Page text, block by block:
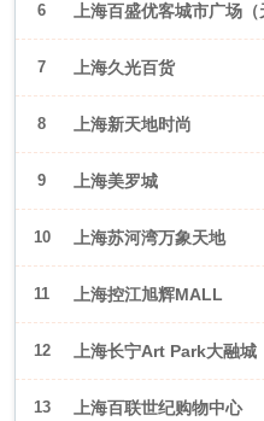
6 上海百盛优客城市广场（
山店）
7 上海久光百货
8 上海新天地时尚
9 上海美罗城
10 上海苏河湾万象天地
11 上海控江旭辉MALL
12 上海长宁Art Park大融城
13 上海百联世纪购物中心